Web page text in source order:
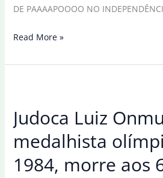
DE PAAAAPOOOO NO
David
marca
e
Fla
vence
Cruzeiro
Read More »
Judoca Luiz
medalhista
1984, morre aos